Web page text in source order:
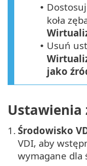
•
koła
• Usuń
jako
Ustawienia
1. Środowisko
VDI, aby
wymagane dla